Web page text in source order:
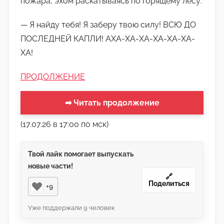
— Я найду тебя! Я заберу твою силу! ВСЮ ДО
ПОСЛЕДНЕЙ КАПЛИ! АХА-ХА-ХА-ХА-ХА-ХА-
ХА!
ПРОДОЛЖЕНИЕ
➡ Читать продолжение
(17.07.26 в 17:00 по мск)
Твой лайк помогает выпускать
новые части!
+9
Уже поддержали 9 человек
🔗
Поделиться